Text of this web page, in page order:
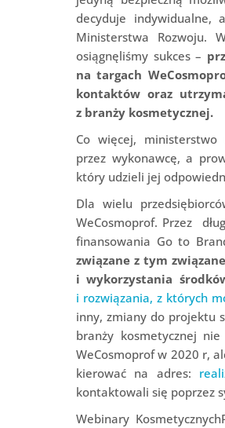
decyduje indywidualne,
Ministerstwa Rozwoju.
osiągnęliśmy sukces –
na targach
kontaktów oraz
z branży kosmetycznej.
Co więcej, ministerstwo
przez wykonawcę, a
który udzieli jej
Dla wielu
WeCosmoprof. Przez
finansowania Go to
związane z tym
i wykorzystania
i rozwiązania, z których
inny, zmiany do projektu
branży kosmetycznej
WeCosmoprof w 2020 r,
kierować na adres:
kontaktowali się poprzez
Webinary